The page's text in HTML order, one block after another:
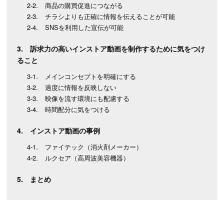
商品の購買促進につながる
チラシよりも正確に情報を伝えることが可能
SNSを利用した宣伝が可能
訴求力の高いインストア動画を制作するために気をつけ
ること
メインコンセプトを明確にする
過度に情報を反映しない
映像を流す環境にも配慮する
時間配分に気をつける
インストア動画の事例
ファイテック（消火剤メーカー）
ルクセア（高周波美容機器）
まとめ